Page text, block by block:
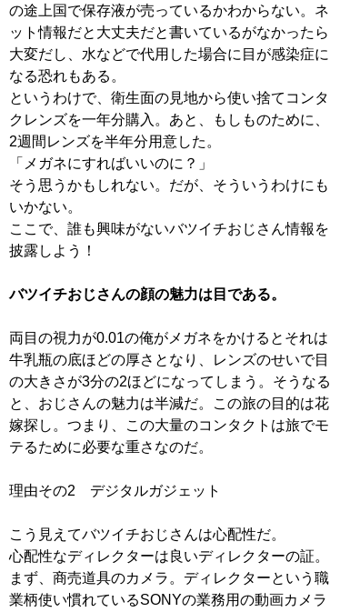
の途上国で保存液が売っているかわからない。ネ
ット情報だと大丈夫だと書いているがなかったら
大変だし、水などで代用した場合に目が感染症に
なる恐れもある。
というわけで、衛生面の見地から使い捨てコンタ
クレンズを一年分購入。あと、もしものために、
2週間レンズを半年分用意した。
「メガネにすればいいのに？」
そう思うかもしれない。だが、そういうわけにも
いかない。
ここで、誰も興味がないバツイチおじさん情報を
披露しよう！
バツイチおじさんの顔の魅力は目である。
両目の視力が0.01の俺がメガネをかけるとそれは
牛乳瓶の底ほどの厚さとなり、レンズのせいで目
の大きさが3分の2ほどになってしまう。そうなる
と、おじさんの魅力は半減だ。この旅の目的は花
嫁探し。つまり、この大量のコンタクトは旅でモ
テるために必要な重さなのだ。
理由その2 デジタルガジェット
こう見えてバツイチおじさんは心配性だ。
心配性なディレクターは良いディレクターの証。
まず、商売道具のカメラ。ディレクターという職
業柄使い慣れているSONYの業務用の動画カメラ